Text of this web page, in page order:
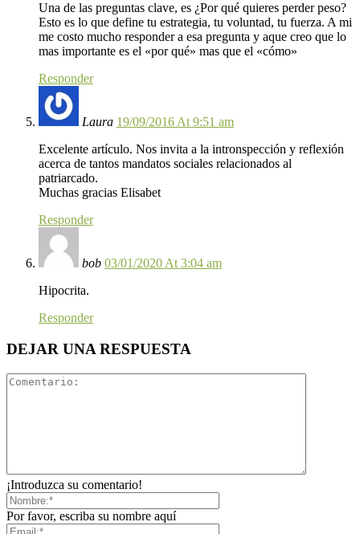
Una de las preguntas clave, es ¿Por qué quieres perder peso?
Esto es lo que define tu estrategia, tu voluntad, tu fuerza. A mi
me costo mucho responder a esa pregunta y aque creo que lo
mas importante es el «por qué» mas que el «cómo»
Responder
Laura 19/09/2016 At 9:51 am
Excelente artículo. Nos invita a la intronspección y reflexión
acerca de tantos mandatos sociales relacionados al
patriarcado.
Muchas gracias Elisabet
Responder
bob 03/01/2020 At 3:04 am
Hipocrita.
Responder
DEJAR UNA RESPUESTA
¡Introduzca su comentario!
Por favor, escriba su nombre aquí